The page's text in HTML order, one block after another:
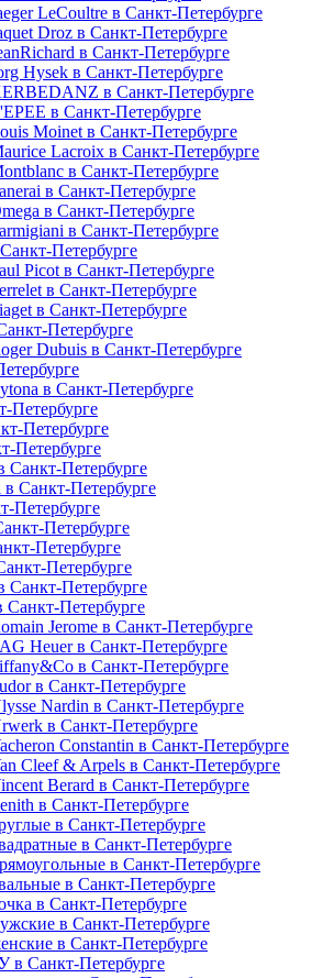
LeCoultre в Санкт-Петербурге
Droz в Санкт-Петербурге
в Санкт-Петербурге
Hysek в Санкт-Петербурге
в Санкт-Петербурге
в Санкт-Петербурге
Moinet в Санкт-Петербурге
Lacroix в Санкт-Петербурге
в Санкт-Петербурге
в Санкт-Петербурге
в Санкт-Петербурге
в Санкт-Петербурге
Петербурге
Picot в Санкт-Петербурге
в Санкт-Петербурге
в Санкт-Петербурге
Петербурге
Dubuis в Санкт-Петербурге
в Санкт-Петербурге
Петербурге
Петербурге
Петербурге
Санкт-Петербурге
в Санкт-Петербурге
Петербурге
Петербурге
Петербурге
Петербурге
Санкт-Петербурге
Санкт-Петербурге
Jerome в Санкт-Петербурге
Heuer в Санкт-Петербурге
в Санкт-Петербурге
в Санкт-Петербурге
Nardin в Санкт-Петербурге
в Санкт-Петербурге
Constantin в Санкт-Петербурге
Cleef & Arpels в Санкт-Петербурге
Berard в Санкт-Петербурге
в Санкт-Петербурге
в Санкт-Петербурге
в Санкт-Петербурге
в Санкт-Петербурге
в Санкт-Петербурге
в Санкт-Петербурге
в Санкт-Петербурге
в Санкт-Петербурге
в Санкт-Петербурге